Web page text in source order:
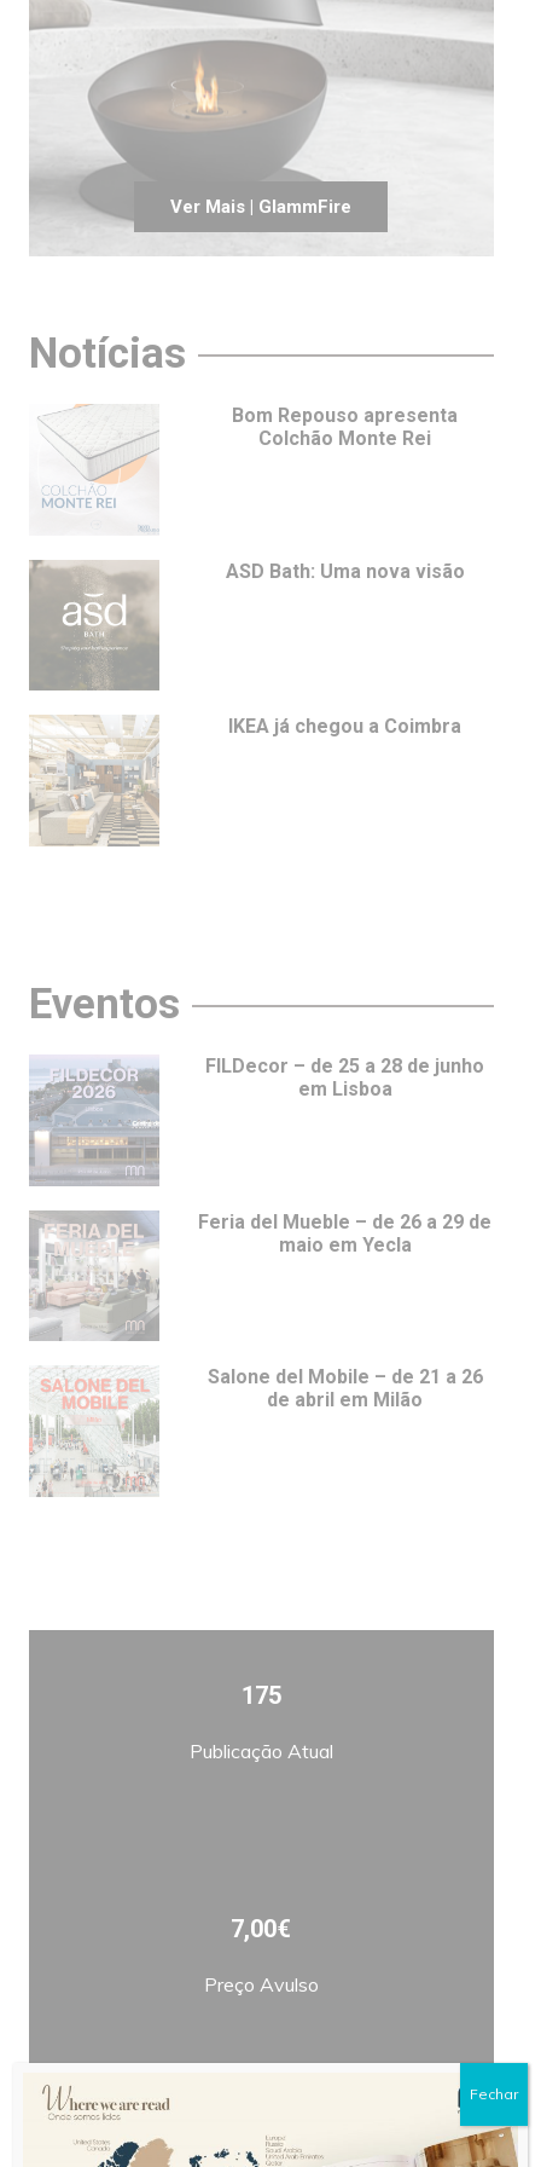
Ver Mais | GlammFire
Notícias
Bom Repouso apresenta
Colchão Monte Rei
ASD Bath: Uma nova visão
IKEA já chegou a Coimbra
Eventos
FILDecor – de 25 a 28 de junho
em Lisboa
Feria del Mueble – de 26 a 29 de
maio em Yecla
Salone del Mobile – de 21 a 26
de abril em Milão
175
Publicação Atual
7,00€
Preço Avulso
Fechar